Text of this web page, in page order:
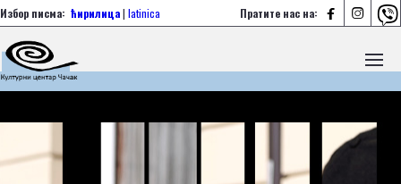
Пратите нас на:   
Избор писма: ћирилица| latinica